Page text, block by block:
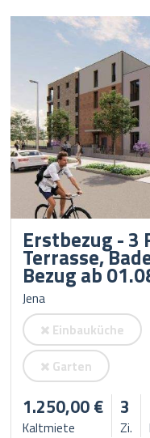
Erstbezug - 3
Terrasse,
Bezug ab
Jena
Einbauküche
Garten
1.250,00 €
Kaltmiete
3
Zi.